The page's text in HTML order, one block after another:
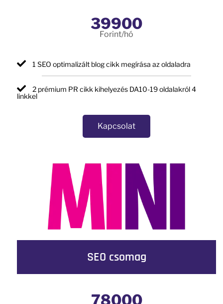
39900
Forint/hó
1 SEO optimalizált blog cikk megírása az oldaladra
2 prémium PR cikk kihelyezés DA10-19 oldalakról 4
linkkel
Kapcsolat
SEO csomag
78000